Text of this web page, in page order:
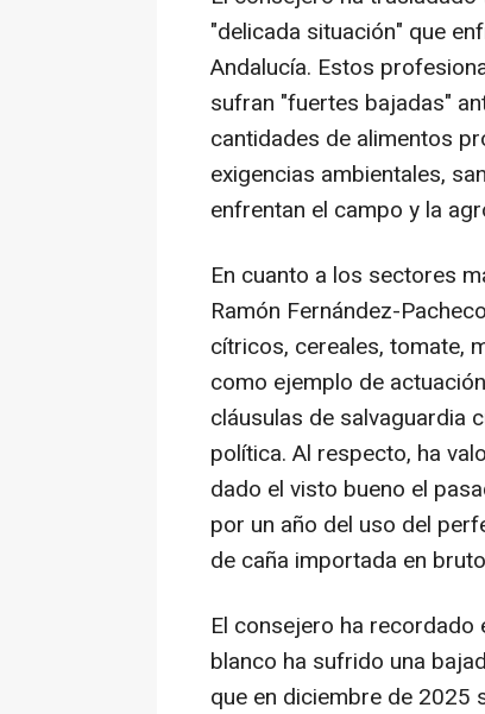
"delicada situación" que
Andalucía. Estos
sufran "fuertes bajadas"
cantidades de alimentos
exigencias ambientales,
enfrentan el campo y la
En cuanto a los sectores
Ramón Fernández-
cítricos, cereales, tomate,
como ejemplo de
cláusulas de salvaguardia
política. Al respecto, ha
dado el visto bueno el
por un año del uso del
de caña importada en
El consejero ha
blanco ha sufrido una
que en diciembre de 2025